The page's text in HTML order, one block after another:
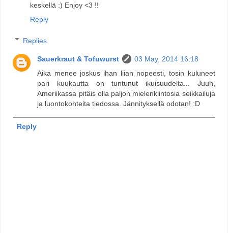
keskellä :) Enjoy <3 !!
Reply
Replies
Sauerkraut & Tofuwurst
03 May, 2014 16:18
Aika menee joskus ihan liian nopeesti, tosin kuluneet
pari kuukautta on tuntunut ikuisuudelta... Juuh,
Ameriikassa pitäis olla paljon mielenkiintosia seikkailuja
ja luontokohteita tiedossa. Jännityksellä odotan! :D
Reply